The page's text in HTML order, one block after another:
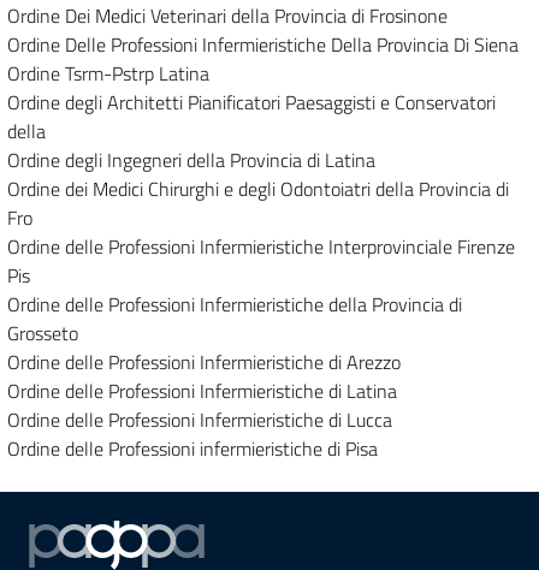
Ordine Dei Medici Veterinari della Provincia di Frosinone
Ordine Delle Professioni Infermieristiche Della Provincia Di Siena
Ordine Tsrm-Pstrp Latina
Ordine degli Architetti Pianificatori Paesaggisti e Conservatori
della
Ordine degli Ingegneri della Provincia di Latina
Ordine dei Medici Chirurghi e degli Odontoiatri della Provincia di
Fro
Ordine delle Professioni Infermieristiche Interprovinciale Firenze
Pis
Ordine delle Professioni Infermieristiche della Provincia di
Grosseto
Ordine delle Professioni Infermieristiche di Arezzo
Ordine delle Professioni Infermieristiche di Latina
Ordine delle Professioni Infermieristiche di Lucca
Ordine delle Professioni infermieristiche di Pisa